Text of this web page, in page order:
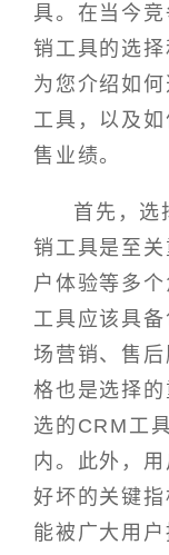
具。在当今
销工具的选
为您介绍如
工具，以及
售业绩。
首先，选
销工具是至
户体验等多
工具应该具
场营销、售
格也是选择
选的CRM工
内。此外，
好坏的关键
能被广大用户